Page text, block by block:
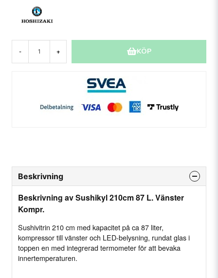
- + KÖP
Beskrivning
Beskrivning av Sushikyl 210cm 87 L. Vänster
Kompr.
Sushivitrin 210 cm med kapacitet på ca 87 liter,
kompressor till vänster och LED-belysning, rundat glas i
toppen en med integrerad termometer för att bevaka
innertemperaturen.